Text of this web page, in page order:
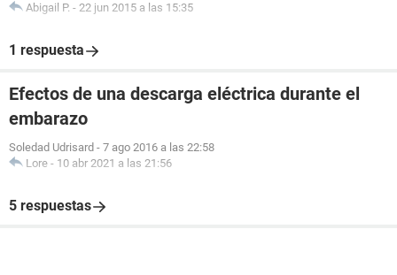
Abigail P. - 22 jun 2015 a las 15:35
1 respuesta
Efectos de una descarga eléctrica durante el
embarazo
Soledad Udrisard - 7 ago 2016 a las 22:58
Lore - 10 abr 2021 a las 21:56
5 respuestas